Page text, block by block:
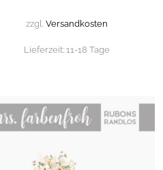
zzgl. Versandkosten
Lieferzeit: 11-18 Tage